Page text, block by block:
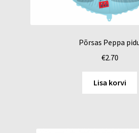
Põrsas Peppa
€2.70
Lisa korvi